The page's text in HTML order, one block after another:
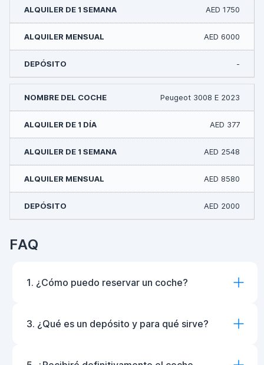
AED 1750
AED 6000
-
Peugeot 3008 E 2023
AED 377
AED 2548
AED 8580
AED 2000
FAQ
1. ¿Cómo puedo reservar un coche?
3. ¿Qué es un depósito y para qué sirve?